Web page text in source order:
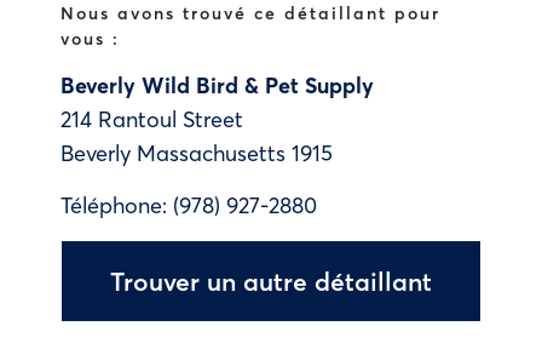
Nous avons trouvé ce détaillant pour
vous :
Beverly Wild Bird & Pet Supply
214 Rantoul Street
Beverly Massachusetts 1915
Téléphone: (978) 927-2880
Trouver un autre détaillant